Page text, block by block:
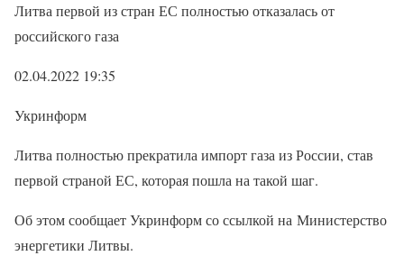
Литва первой из стран ЕС полностью отказалась от
российского газа
02.04.2022 19:35
Укринформ
Литва полностью прекратила импорт газа из России, став
первой страной ЕС, которая пошла на такой шаг.
Об этом сообщает Укринформ со ссылкой на Министерство
энергетики Литвы.